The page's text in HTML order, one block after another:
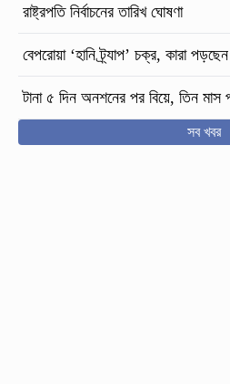
রাষ্ট্রপতি নির্বাচনের তারিখ ঘোষণা
বেপরোয়া ‘হানি ট্র্যাপ’ চক্র, কারা
টানা ৫ দিন অনশনের পর বিয়ে, তিন
সব খবর